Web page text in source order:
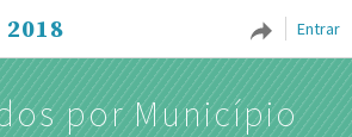
Entrar
por Município